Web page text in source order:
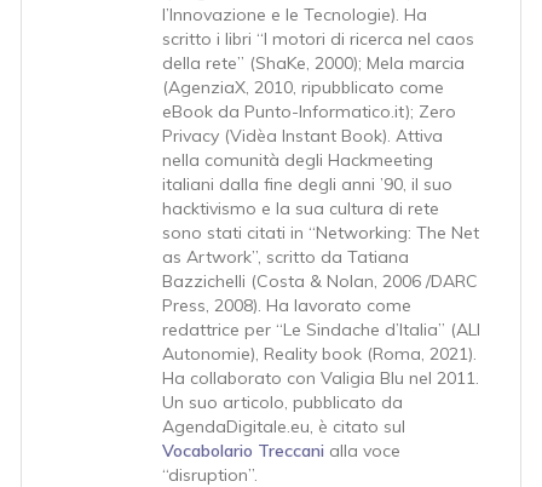
l’Innovazione e le Tecnologie). Ha
scritto i libri “I motori di ricerca nel caos
della rete” (ShaKe, 2000); Mela marcia
(AgenziaX, 2010, ripubblicato come
eBook da Punto-Informatico.it); Zero
Privacy (Vidèa Instant Book). Attiva
nella comunità degli Hackmeeting
italiani dalla fine degli anni ’90, il suo
hacktivismo e la sua cultura di rete
sono stati citati in “Networking: The Net
as Artwork”, scritto da Tatiana
Bazzichelli (Costa & Nolan, 2006 /DARC
Press, 2008). Ha lavorato come
redattrice per “Le Sindache d’Italia” (ALI
Autonomie), Reality book (Roma, 2021).
Ha collaborato con Valigia Blu nel 2011.
Un suo articolo, pubblicato da
AgendaDigitale.eu, è citato sul
Vocabolario Treccani alla voce
“disruption”.